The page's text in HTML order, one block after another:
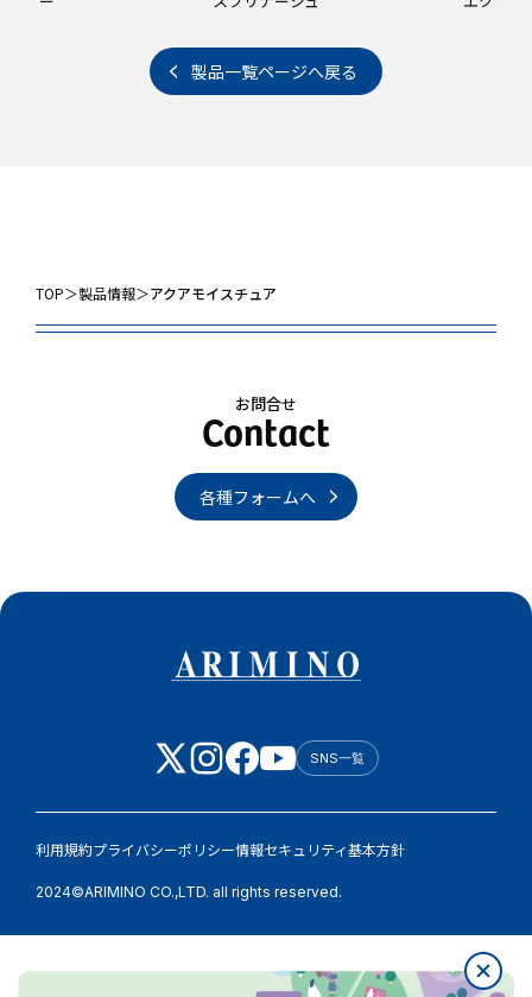
製品一覧ページへ戻る
TOP＞製品情報＞アクアモイスチュア
お問合せ
各種フォームへ
SNS一覧
利用規約プライバシーポリシー情報セキュリティ基本方針
2024©ARIMINO CO.,LTD. all rights reserved.